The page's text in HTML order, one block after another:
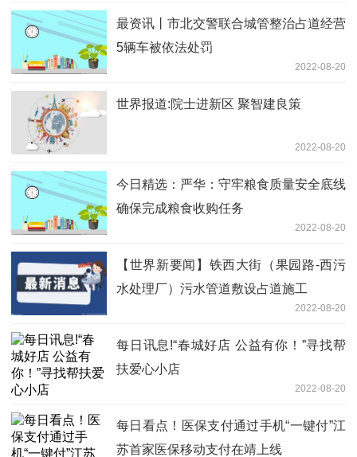
最资讯丨市北交警联合城管整治占道经营
5辆车被依法处罚
2022-08-20
世界报道:院士进新区 聚智建良策
2022-08-20
今日精选：严华：守牢粮食质量安全底线
确保完成粮食收购任务
2022-08-20
【世界新要闻】铁西大街（果园路-西污
水处理厂）污水管道敷设占道施工
2022-08-20
每日讯息!“春城好店 公益有你！”寻找帮
扶爱心小店
2022-08-20
每日看点！医保支付通过手机“一键付”江
苏首家医保移动支付在靖上线